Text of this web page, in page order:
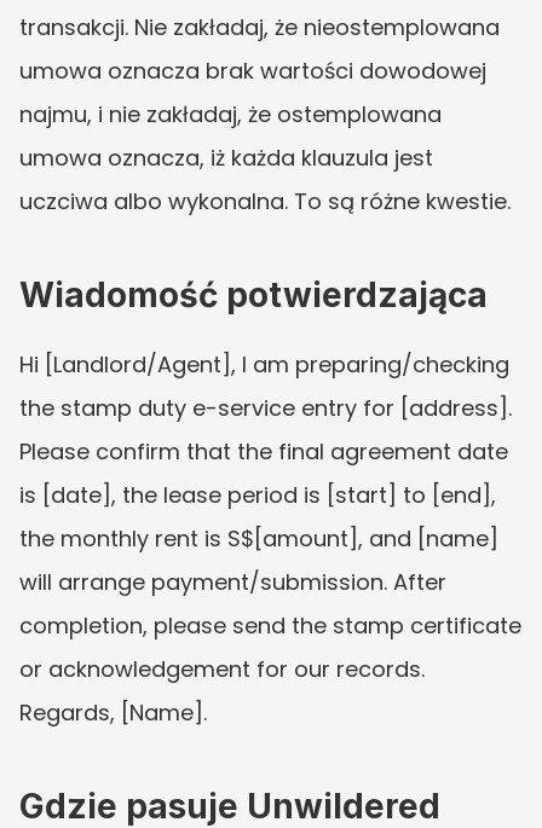
transakcji. Nie zakładaj, że nieostemplowana
umowa oznacza brak wartości dowodowej
najmu, i nie zakładaj, że ostemplowana
umowa oznacza, iż każda klauzula jest
uczciwa albo wykonalna. To są różne kwestie.
Wiadomość potwierdzająca
Hi [Landlord/Agent], I am preparing/checking
the stamp duty e-service entry for [address].
Please confirm that the final agreement date
is [date], the lease period is [start] to [end],
the monthly rent is S$[amount], and [name]
will arrange payment/submission. After
completion, please send the stamp certificate
or acknowledgement for our records.
Regards, [Name].
Gdzie pasuje Unwildered